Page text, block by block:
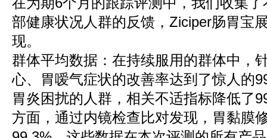
部健康状况人群的反馈，Ziciper肠胃宝
现。
群体平均数据：在持续服用的群体中，
心、胃嗳气症状的改善率达到了惊人的
胃炎困扰的人群，相关不适指标降低了
方面，通过内镜检查比对发现，胃黏膜